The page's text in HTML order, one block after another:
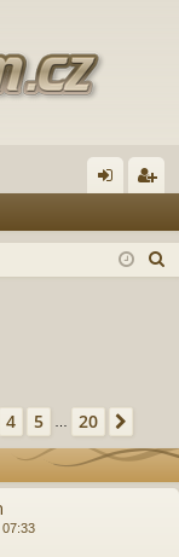
lá ist
20
4 5 20
07:33